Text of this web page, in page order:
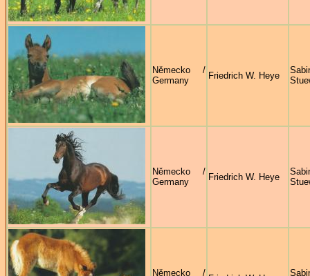
Německo /
Germany
Friedrich W. Heye
Německo /
Germany
Friedrich W. Heye
Německo /